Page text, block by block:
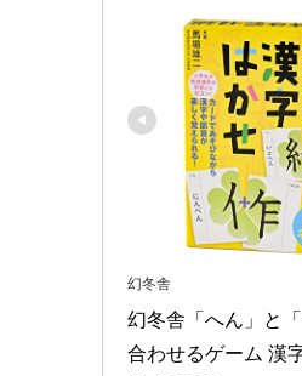
幻冬舎
幻冬舎「へん」と
合わせるゲーム 漢